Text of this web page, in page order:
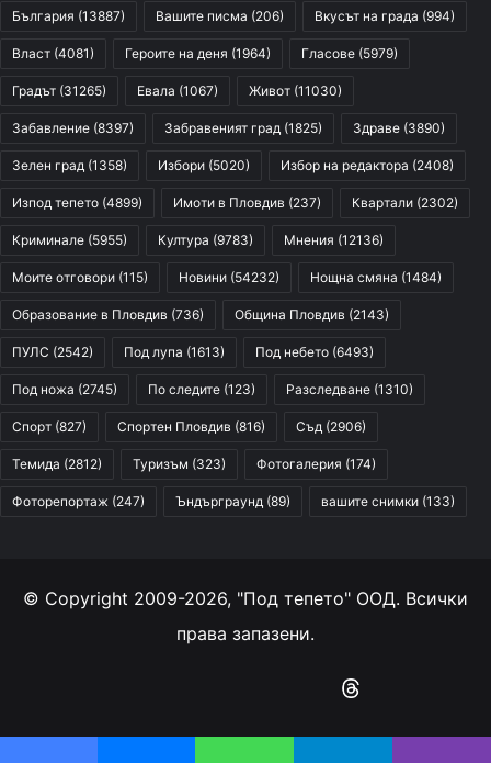
България (13887) Вашите писма (206) Вкусът на града (994)
Власт (4081) Героите на деня (1964) Гласове (5979)
Градът (31265) Евала (1067) Живот (11030)
Забавление (8397) Забравеният град (1825) Здраве (3890)
Зелен град (1358) Избори (5020) Избор на редактора (2408)
Изпод тепето (4899) Имоти в Пловдив (237) Квартали (2302)
Криминале (5955) Култура (9783) Мнения (12136)
Моите отговори (115) Новини (54232) Нощна смяна (1484)
Образование в Пловдив (736) Община Пловдив (2143)
ПУЛС (2542) Под лупа (1613) Под небето (6493)
Под ножа (2745) По следите (123) Разследване (1310)
Спорт (827) Спортен Пловдив (816) Съд (2906)
Темида (2812) Туризъм (323) Фотогалерия (174)
Фоторепортаж (247) Ъндърграунд (89) вашите снимки (133)
© Copyright 2009-2026, "Под тепето" ООД. Всички
права запазени.
Instagram